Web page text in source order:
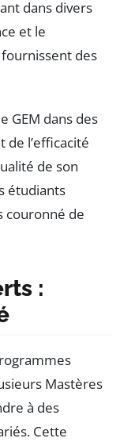
dans divers
et le
des
GEM dans des
l’efficacité
de son
étudiants
couronné de
:
Mastères
à des
Cette